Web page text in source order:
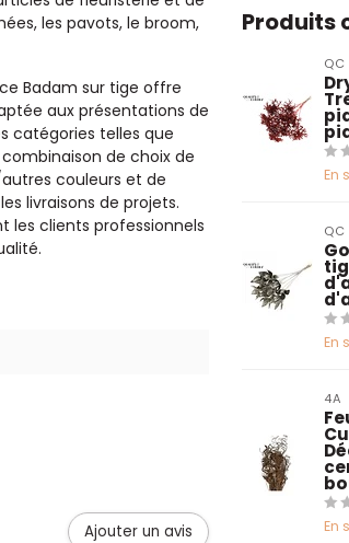
les pavots, le broom,
Badam sur tige offre
aux présentations de
catégories telles que
combinaison de choix de
couleurs et de
livraisons de projets.
les clients professionnels
Ajouter un avis
Produits
QC
En
QC
En
4A
En